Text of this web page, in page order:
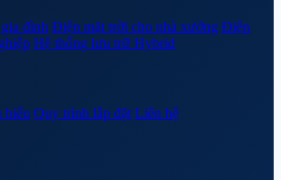
đình Điện mặt trời cho nhà xưởng Điện
Hệ thống lưu trữ Hybrid
biểu Quy trình lắp đặt Liên hệ